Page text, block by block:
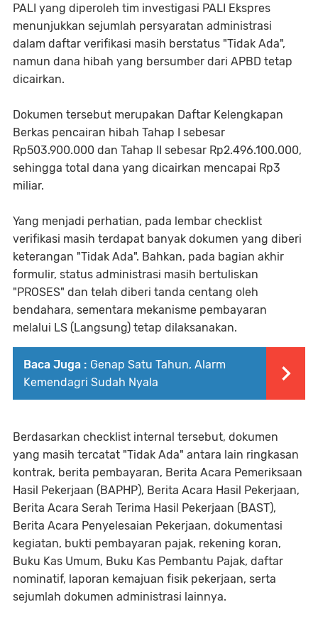
PALI yang diperoleh tim investigasi PALI Ekspres
menunjukkan sejumlah persyaratan administrasi
dalam daftar verifikasi masih berstatus "Tidak Ada",
namun dana hibah yang bersumber dari APBD tetap
dicairkan.
Dokumen tersebut merupakan Daftar Kelengkapan
Berkas pencairan hibah Tahap I sebesar
Rp503.900.000 dan Tahap II sebesar Rp2.496.100.000,
sehingga total dana yang dicairkan mencapai Rp3
miliar.
Yang menjadi perhatian, pada lembar checklist
verifikasi masih terdapat banyak dokumen yang diberi
keterangan "Tidak Ada". Bahkan, pada bagian akhir
formulir, status administrasi masih bertuliskan
"PROSES" dan telah diberi tanda centang oleh
bendahara, sementara mekanisme pembayaran
melalui LS (Langsung) tetap dilaksanakan.
Baca Juga : Genap Satu Tahun, Alarm
Kemendagri Sudah Nyala
Berdasarkan checklist internal tersebut, dokumen
yang masih tercatat "Tidak Ada" antara lain ringkasan
kontrak, berita pembayaran, Berita Acara Pemeriksaan
Hasil Pekerjaan (BAPHP), Berita Acara Hasil Pekerjaan,
Berita Acara Serah Terima Hasil Pekerjaan (BAST),
Berita Acara Penyelesaian Pekerjaan, dokumentasi
kegiatan, bukti pembayaran pajak, rekening koran,
Buku Kas Umum, Buku Kas Pembantu Pajak, daftar
nominatif, laporan kemajuan fisik pekerjaan, serta
sejumlah dokumen administrasi lainnya.